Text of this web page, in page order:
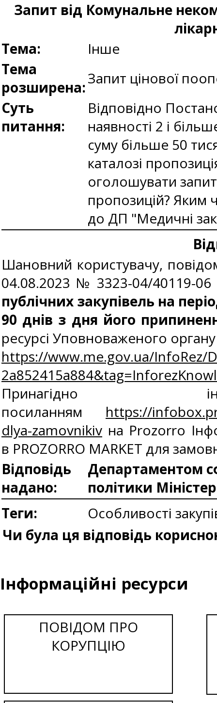
Запит від Комунальне
Тема:
Інше
Тема
розширена:Запит цінової
Суть
питання:
Відповідно
наявності 2 і
суму більше 50
каталозі
оголошувати
пропозицій? Яким
до ДП "Медичні
Шановний користувачу,
04.08.2023 № 3323-04/40119-06
публічних закупівель на
90 днів з дня його
ресурсі Уповноваженого
https://www.me.gov.ua/InfoRez/
посиланням https://
dlya-zamovnikiv на Prozorro
в PROZORRO MARKET для
Відповідь
надано:
Департаментом
політики
Теги:
Особливості
Чи була ця відповідь
Інформаційні ресурси
ПОВІДОМ ПРО
КОРУПЦІЮ